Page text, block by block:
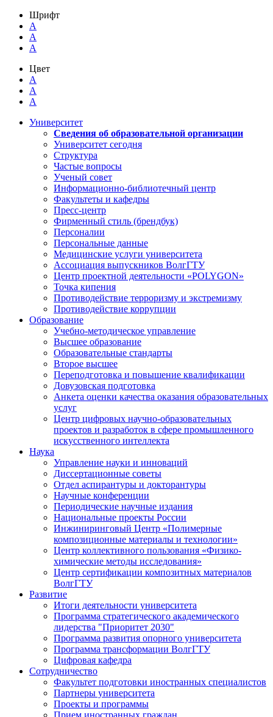
Шрифт
A
A
A
Цвет
A
A
A
Университет
Сведения об образовательной организации
Университет сегодня
Структура
Частые вопросы
Ученый совет
Информационно-библиотечный центр
Факультеты и кафедры
Пресс-центр
Фирменный стиль (брендбук)
Персоналии
Персональные данные
Медицинские услуги университета
Ассоциация выпускников ВолгГТУ
Центр проектной деятельности «POLYGON»
Точка кипения
Противодействие терроризму и экстремизму
Противодействие коррупции
Образование
Учебно-методическое управление
Высшее образование
Образовательные стандарты
Второе высшее
Переподготовка и повышение квалификации
Довузовская подготовка
Анкета оценки качества оказания образовательных
услуг
Центр цифровых научно-образовательных
проектов и разработок в сфере промышленного
искусственного интеллекта
Наука
Управление науки и инноваций
Диссертационные советы
Отдел аспирантуры и докторантуры
Научные конференции
Периодические научные издания
Национальные проекты России
Инжиниринговый Центр «Полимерные
композиционные материалы и технологии»
Центр коллективного пользования «Физико-
химические методы исследования»
Центр сертификации композитных материалов
ВолгГТУ
Развитие
Итоги деятельности университета
Программа стратегического академического
лидерства "Приоритет 2030"
Программа развития опорного университета
Программа трансформации ВолгГТУ
Цифровая кафедра
Сотрудничество
Факультет подготовки иностранных специалистов
Партнеры университета
Проекты и программы
Прием иностранных граждан